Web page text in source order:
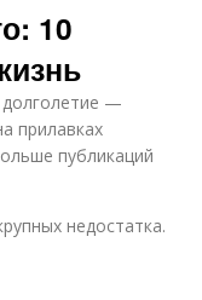
10
—
прилавках
публикаций
недостатка.